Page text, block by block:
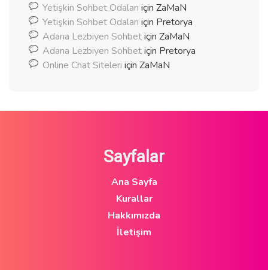
Yetişkin Sohbet Odaları için ZaMaN
Yetişkin Sohbet Odaları için Pretorya
Adana Lezbiyen Sohbetiçin ZaMaN
Adana Lezbiyen Sohbetiçin Pretorya
Online Chat Siteleri için ZaMaN
Sayfalar
Ana Sayfa
Kurallar
Hakkımızda
İletişim